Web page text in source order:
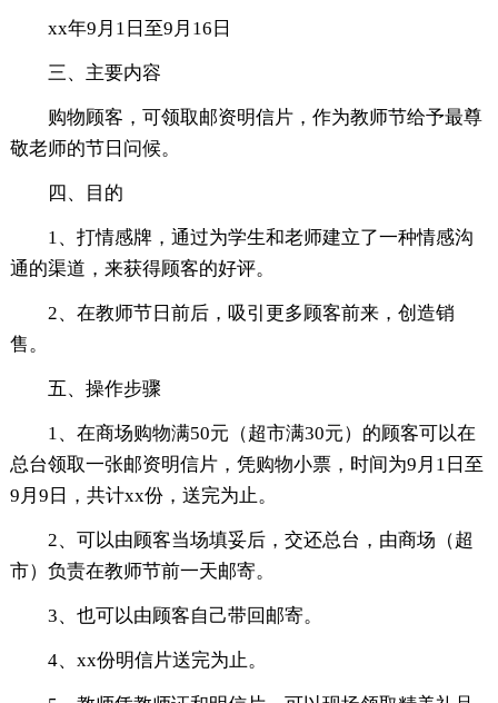
xx年9月1日至9月16日
三、主要内容
购物顾客，可领取邮资明信片，作为教师节给予最尊
敬老师的节日问候。
四、目的
1、打情感牌，通过为学生和老师建立了一种情感沟
通的渠道，来获得顾客的好评。
2、在教师节日前后，吸引更多顾客前来，创造销
售。
五、操作步骤
1、在商场购物满50元（超市满30元）的顾客可以在
总台领取一张邮资明信片，凭购物小票，时间为9月1日至
9月9日，共计xx份，送完为止。
2、可以由顾客当场填妥后，交还总台，由商场（超
市）负责在教师节前一天邮寄。
3、也可以由顾客自己带回邮寄。
4、xx份明信片送完为止。